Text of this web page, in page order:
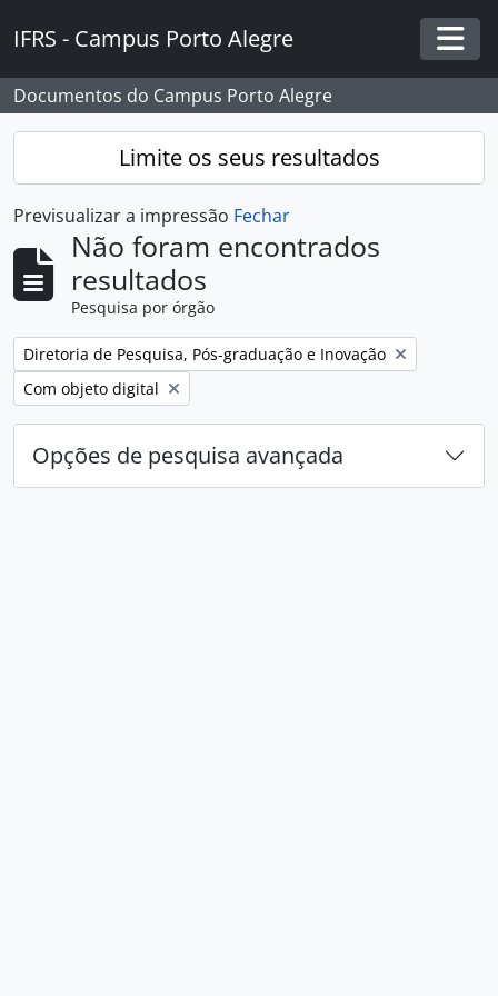
IFRS - Campus Porto Alegre
Documentos do Campus Porto Alegre
Limite os seus resultados
Previsualizar a impressão Fechar
Não foram encontrados
resultados
Pesquisa por órgão
Remover filtro:
Diretoria de Pesquisa, Pós-graduação e Inovação
Remover filtro:
Com objeto digital
Opções de pesquisa avançada